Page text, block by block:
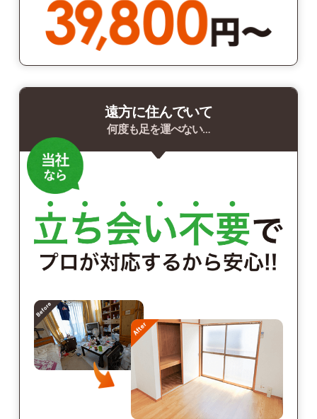
遠方に住んでいて
何度も足を運べない…